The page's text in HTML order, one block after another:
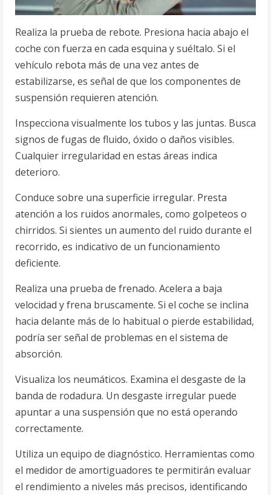
Realiza la prueba de rebote. Presiona hacia abajo el
coche con fuerza en cada esquina y suéltalo. Si el
vehículo rebota más de una vez antes de
estabilizarse, es señal de que los componentes de
suspensión requieren atención.
Inspecciona visualmente los tubos y las juntas. Busca
signos de fugas de fluido, óxido o daños visibles.
Cualquier irregularidad en estas áreas indica
deterioro.
Conduce sobre una superficie irregular. Presta
atención a los ruidos anormales, como golpeteos o
chirridos. Si sientes un aumento del ruido durante el
recorrido, es indicativo de un funcionamiento
deficiente.
Realiza una prueba de frenado. Acelera a baja
velocidad y frena bruscamente. Si el coche se inclina
hacia delante más de lo habitual o pierde estabilidad,
podría ser señal de problemas en el sistema de
absorción.
Visualiza los neumáticos. Examina el desgaste de la
banda de rodadura. Un desgaste irregular puede
apuntar a una suspensión que no está operando
correctamente.
Utiliza un equipo de diagnóstico. Herramientas como
el medidor de amortiguadores te permitirán evaluar
el rendimiento a niveles más precisos, identificando